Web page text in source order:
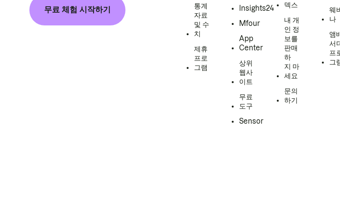
무료 체험 시작하기
통계
자료
및 수
치
제휴
프로
그램
Insights24
Mfour
App
Center
상위
웹사
이트
무료
도구
Sensor
덱스
내 개
인 정
보를
판매
하
지 마
세요
문의
하기
웨
나
앰
서
프
그